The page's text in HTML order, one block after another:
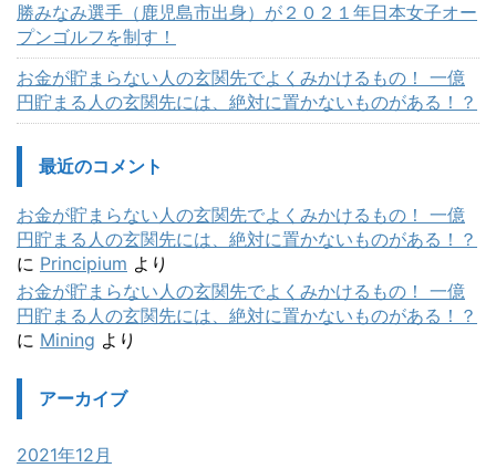
勝みなみ選手（鹿児島市出身）が２０２１年日本女子オー
プンゴルフを制す！
お金が貯まらない人の玄関先でよくみかけるもの！ 一億
円貯まる人の玄関先には、絶対に置かないものがある！？
最近のコメント
お金が貯まらない人の玄関先でよくみかけるもの！ 一億
円貯まる人の玄関先には、絶対に置かないものがある！？
に Principium より
お金が貯まらない人の玄関先でよくみかけるもの！ 一億
円貯まる人の玄関先には、絶対に置かないものがある！？
に Mining より
アーカイブ
2021年12月